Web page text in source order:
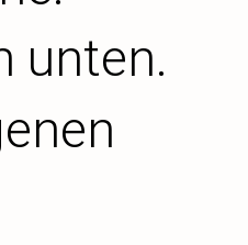
unten.